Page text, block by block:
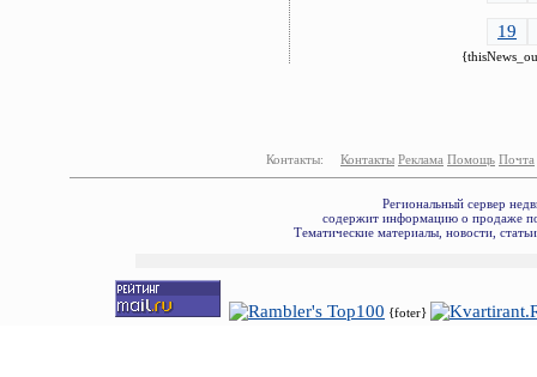
19
Контакты: Контакты Реклама Помощь Почта
Региональный сервер
содержит информацию о продаже
Тематические материалы, новости,
{foter}